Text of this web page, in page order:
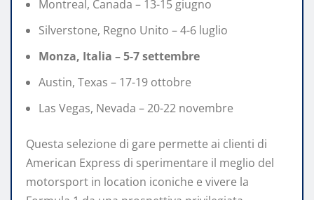
Montreal, Canada – 13-15 giugno
Silverstone, Regno Unito – 4-6 luglio
Monza, Italia – 5-7 settembre
Austin, Texas – 17-19 ottobre
Las Vegas, Nevada – 20-22 novembre
Questa selezione di gare permette ai clienti di
American Express di sperimentare il meglio del
motorsport in location iconiche e vivere la